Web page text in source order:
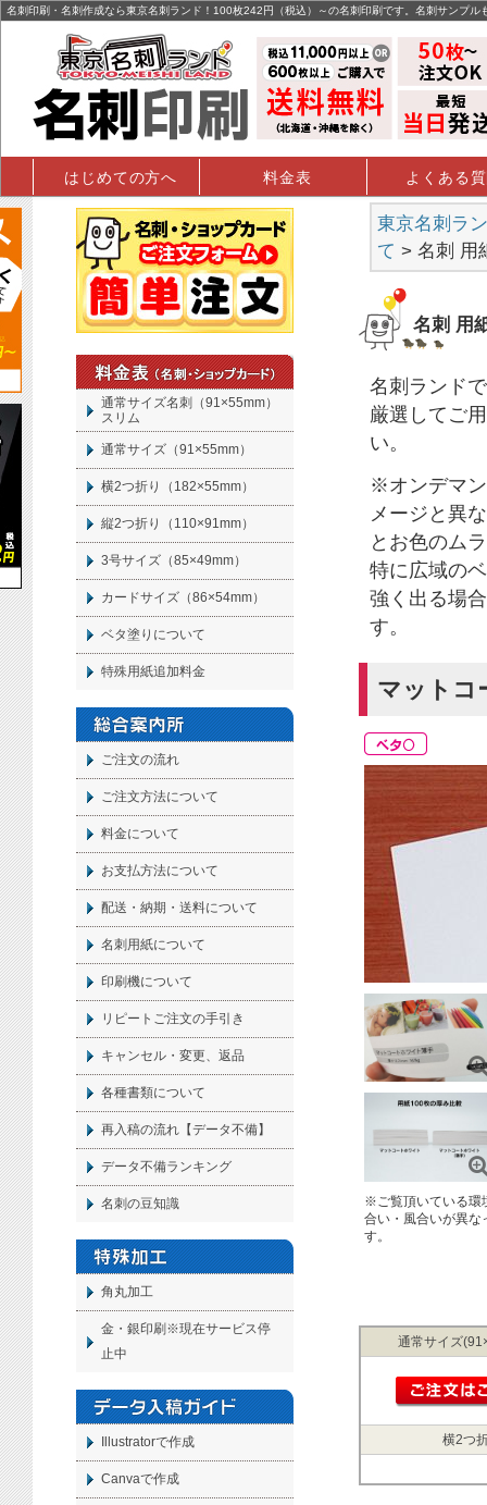
名刺印刷・名刺作成なら東京名刺ランド！100枚242円（税込）～の名刺印刷です。名刺サンプル
はじめての方へ 料金表 よくある
東京名刺ラ
て > 名刺 用
名刺 用
名刺 ランド
厳選してご
い。
※オンデマ
メージと異
とお色のム
特に広域の
強く出る場
す。
マットコ
※ご覧頂いている環
合い・風合いが異な
す。
通常サイズ
横2つ
通常サイズ名刺（91×55mm）
スリム
通常サイズ（91×55mm）
横2つ折り（182×55mm）
縦2つ折り（110×91mm）
3号サイズ（85×49mm）
カードサイズ（86×54mm）
ベタ塗りについて
特殊用紙追加料金
ご注文の流れ
ご注文方法について
料金について
お支払方法について
配送・納期・送料について
名刺 用紙について
印刷機について
リピートご注文の手引き
キャンセル・変更、返品
各種書類について
再入稿の流れ【データ不備】
データ不備ランキング
名刺の豆知識
角丸加工
金・銀印刷※現在サービス停
止中
Illustratorで作成
Canvaで作成